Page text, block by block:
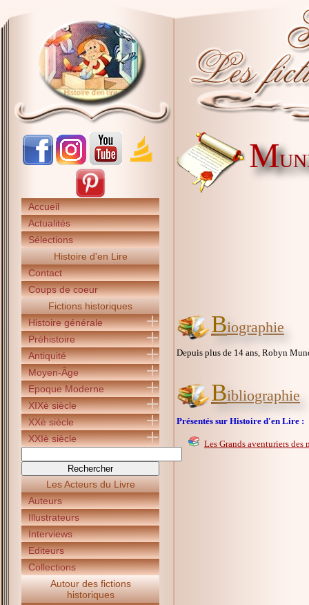
Accueil
Actualités
Sélections
Histoire d'en Lire
Contact
Coups de coeur
Fictions historiques
Histoire générale
Préhistoire
Antiquité
Moyen-Âge
Epoque Moderne
XIXè siècle
XXè siècle
XXIè siècle
Les Acteurs du Livre
Auteurs
Illustrateurs
Interviews
Editeurs
Collections
Autour des fictions
historiques
M
Biographie
Depuis plus de 14 ans, Robyn
Bibliographie
Présentés sur Histoire d'en Lire :
Les Grands aventuriers des